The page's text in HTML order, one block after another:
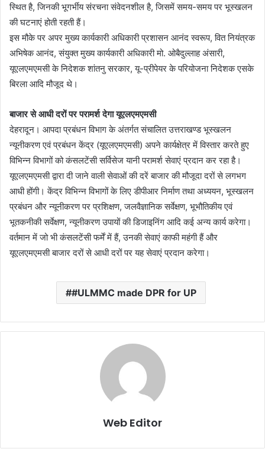
स्थित है, जिनकी भूगर्भीय संरचना संवेदनशील है, जिसमें समय-समय पर भूस्खलन
की घटनाएं होती रहती हैं।
इस मौके पर अपर मुख्य कार्यकारी अधिकारी प्रशासन आनंद स्वरूप, वित नियंत्रक
अभिषेक आनंद, संयुक्त मुख्य कार्यकारी अधिकारी मो. ओबैदुल्लाह अंसारी,
यूएलएमएमसी के निदेशक शांतनु सरकार, यू-प्रीपेयर के परियोजना निदेशक एसके
बिरला आदि मौजूद थे।
बाजार से आधी दरों पर परामर्श देगा यूएलएमएमसी
देहरादून। आपदा प्रबंधन विभाग के अंतर्गत संचालित उत्तराखण्ड भूस्खलन
न्यूनीकरण एवं प्रबंधन केंद्र (यूएलएमएमसी) अपने कार्यक्षेत्र में विस्तार करते हुए
विभिन्न विभागों को कंसलटेंसी सर्विसेज यानी परामर्श सेवाएं प्रदान कर रहा है।
यूएलएमएमसी द्वारा दी जाने वाली सेवाओं की दरें बाजार की मौजूदा दरों से लगभग
आधी होंगी। केंद्र विभिन्न विभागों के लिए डीपीआर निर्माण तथा अध्ययन, भूस्खलन
प्रबंधन और न्यूनीकरण पर प्रशिक्षण, जलवैज्ञानिक सर्वेक्षण, भूभौतिकीय एवं
भूतकनीकी सर्वेक्षण, न्यूनीकरण उपायों की डिजाइनिंग आदि कई अन्य कार्य करेगा।
वर्तमान में जो भी कंसलटेंसी फर्में में हैं, उनकी सेवाएं काफी महंगी हैं और
यूएलएमएमसी बाजार दरों से आधी दरों पर यह सेवाएं प्रदान करेगा।
#ULMMC made DPR for UP
Web Editor